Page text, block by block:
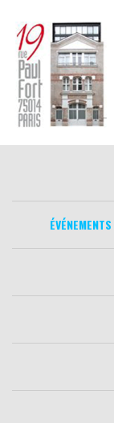
contenu